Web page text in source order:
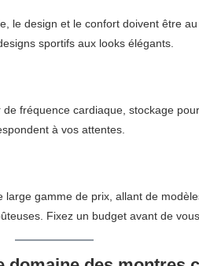
le design et le confort doivent être
sportifs aux looks élégants.
fréquence cardiaque, stockage
à vos attentes.
gamme de prix, allant de
Fixez un budget avant de